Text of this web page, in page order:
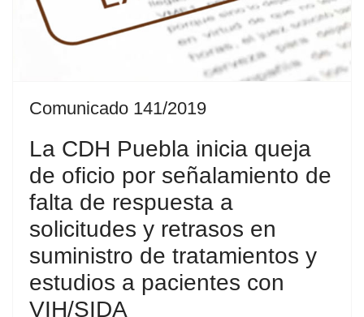
Comunicado 141/2019
La CDH Puebla inicia queja
de oficio por señalamiento de
falta de respuesta a
solicitudes y retrasos en
suministro de tratamientos y
estudios a pacientes con
VIH/SIDA